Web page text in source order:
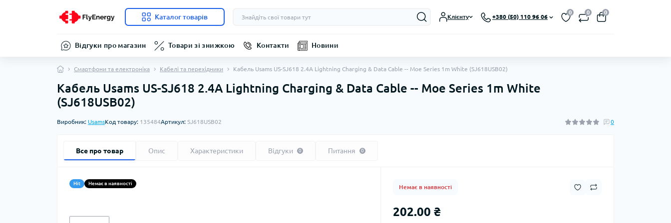
Каталог товарів Клієнту +380 (50) 110 96 06
0 0 0
Відгуки про магазин Товари зі знижкою Контакти Новини
Смартфони та електроніка Кабелі та перехідники Кабель Usams US-SJ618 2.4A Lightning Charging & Data Cable -- Moe Series 1m White (SJ618USB02)
Кабель Usams US-SJ618 2.4A Lightning Charging & Data Cable -- Moe Series 1m White
(SJ618USB02)
Виробник: UsamsКод товару: 135484Артикул: SJ618USB02 0
Все про товар Опис Характеристики Відгуки 0 Питання 0
Hit Немає в наявності
Немає в наявності
202.00 ₴